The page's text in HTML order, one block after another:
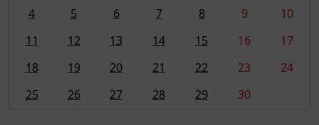
4
5 6 7 8 9
10
11
12 13 14 15 16
17
18
19 20 21 22 23
24
25
26 27 28 29 30